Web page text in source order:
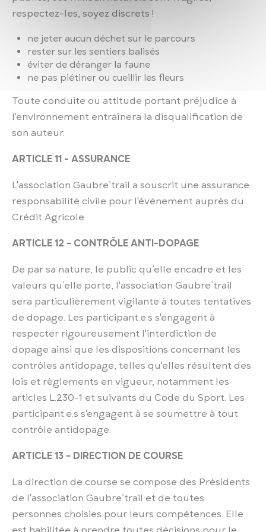
respectez-les, soyez discrets !
ne jeter aucun déchet sur le parcours
rester sur les sentiers balisés
éviter de déranger la faune
ne pas piétiner ou cueillir les fleurs
Toute conduite ou attitude portant préjudice à
l'environnement entraînera la disqualification de
son auteur.
ARTICLE 11 - ASSURANCE
L'association Gaubre’trail a souscrit une assurance
responsabilité civile pour l'événement auprès du
Crédit Agricole.
ARTICLE 12 - CONTRÔLE ANTI-DOPAGE
De par sa nature, le public qu’elle encadre et les
valeurs qu’elle porte, l'association Gaubre’trail
sera particulièrement vigilante à toutes tentatives
de dopage. Les participant.e.s s'engagent à
respecter rigoureusement l'interdiction de
dopage ainsi que les dispositions concernant les
contrôles antidopage, telles qu'elles résultent des
lois et règlements en vigueur, notamment les
articles L.230-1 et suivants du Code du Sport. Les
participant.e.s s'engagent à se soumettre à tout
contrôle antidopage.
ARTICLE 13 - DIRECTION DE COURSE
La direction de course se compose des Présidents
de l'association Gaubre’trail et de toutes
personnes choisies pour leurs compétences. Elle